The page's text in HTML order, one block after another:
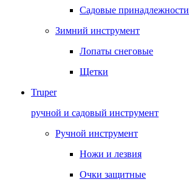
Садовые принадлежности
Зимний инструмент
Лопаты снеговые
Щетки
Truper
ручной и садовый инструмент
Ручной инструмент
Ножи и лезвия
Очки защитные